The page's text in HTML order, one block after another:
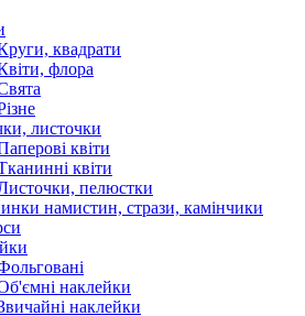
квадрати
флора
листочки
квіти
квіти
пелюстки
намистин, стрази, камінчики
наклейки
наклейки